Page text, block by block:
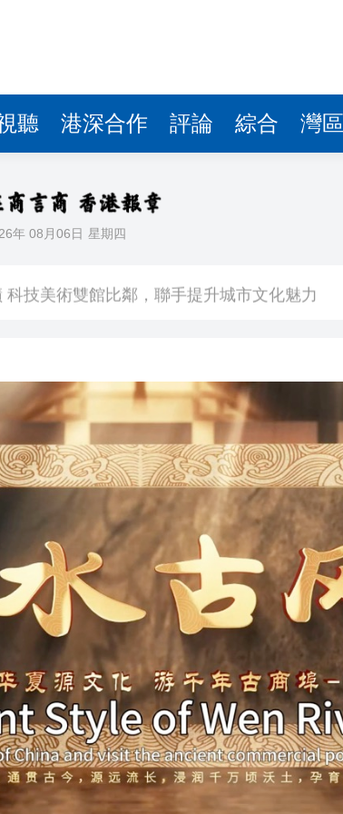
聽 港深合作 評論 綜合 灣區
年 08月06日 星期四
相約深圳，見證奇蹟 科技美術雙館比鄰，聯手提升城市文化魅力
跌逾百點
即將臨盆 正遇晚高峰 情況危急 鐵騎交警一路
士司機涉危駕被捕
！ 清淡飲食正在毀掉很多老人的晚年健康